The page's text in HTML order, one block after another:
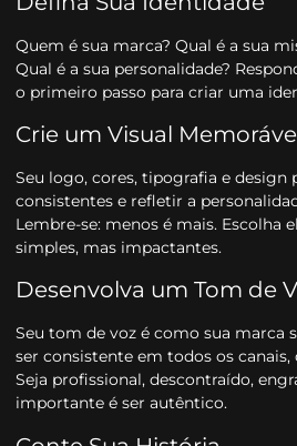
Quem é sua marca? Qual é a sua
Qual é a sua personalidade?
o primeiro passo para criar uma
Crie um Visual
Seu logo, cores, tipografia e design
consistentes e refletir a
Lembre-se: menos é mais. Escolha
simples, mas impactantes.
Desenvolva um Tom de
Seu tom de voz é como sua marca
ser consistente em todos os canais,
Seja profissional, descontraído,
importante é ser autêntico.